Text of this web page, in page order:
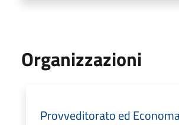
Organizzazioni
Provveditorato ed